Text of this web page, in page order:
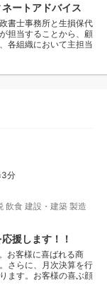
ートアドバイス
書士事務所と生損保代
担当することから、顧
各組織において主担当
分
飲食 建設・建築 製造
援します！！
お客様に喜ばれる商
さらに、月次決算を行
ます。お客様の喜ぶ顔